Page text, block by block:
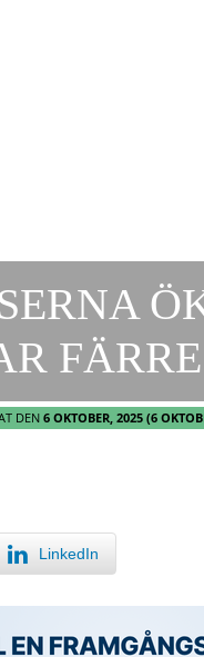
DEN6 OKTOBER, 2025 (6
LinkedIn